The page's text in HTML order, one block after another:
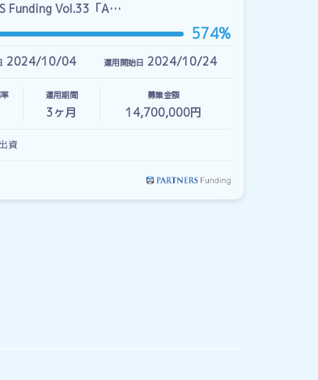
Funding Vol.33「A…
574%
2024/10/04 運用開始日 2024/10/24
運用期間
3ヶ月
募集金額
14,700,000円
資